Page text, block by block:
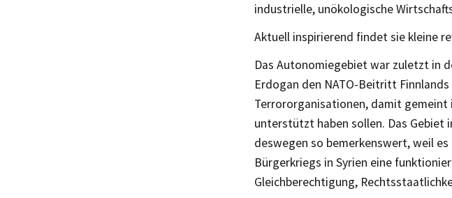
industrielle, unökologische
Aktuell inspirierend findet sie kleine
Das Autonomiegebiet war zuletzt in
Erdogan den NATO-Beitritt
Terrororganisationen, damit
unterstützt haben sollen. Das Gebiet
deswegen so bemerkenswert, weil
Bürgerkriegs in Syrien eine
Gleichberechtigung,